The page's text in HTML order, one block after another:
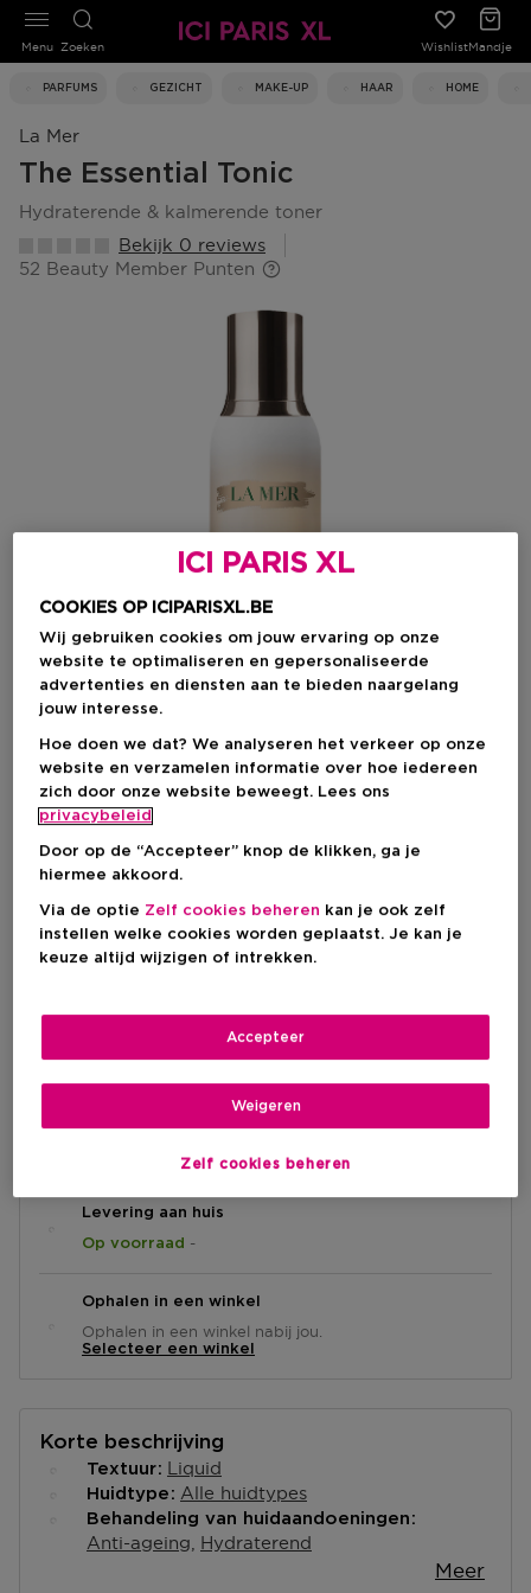
Zoeken WishlistMandje
PARFUMS GEZICHT MAKE-UP HAAR HOME
Menu
La Mer
The Essential Tonic
hydraterende & kalmerende toner
Bekijk 0 reviews
52 Beauty Member Punten
Kies je formaat
100 ML Op voorraad
Kortingsprijs
€ 52,50
€ 70,00
Kortingsprijs
€ 52,50
Aanbevolen verkoopprijs fabrikant
Levering aan huis
Op voorraad -
Ophalen in een winkel
Ophalen in een winkel nabij jou.
Selecteer een winkel
Korte beschrijving
Textuur Liquid
Huidtype Alle huidtypes
Behandeling van huidaandoeningen
Anti-ageing Hydraterend
Meer
ICI PARIS XL
COOKIES OP ICIPARISXL.BE
Wij gebruiken cookies om jouw ervaring op onze
website te optimaliseren en gepersonaliseerde
advertenties en diensten aan te bieden naargelang
jouw interesse.
Hoe doen we dat? We analyseren het verkeer op onze
website en verzamelen informatie over hoe iedereen
zich door onze website beweegt. Lees ons
privacybeleid
Door op de “Accepteer” knop de klikken, ga je
hiermee akkoord.
Via de optie Zelf cookies beheren kan je ook zelf
instellen welke cookies worden geplaatst. Je kan je
keuze altijd wijzigen of intrekken.
Zelf cookies beheren
Weigeren
Accepteer